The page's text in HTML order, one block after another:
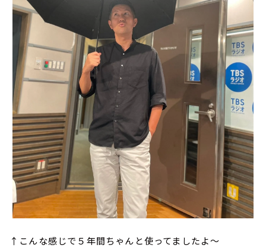
↑こんな感じで５年間ちゃんと使ってましたよ～